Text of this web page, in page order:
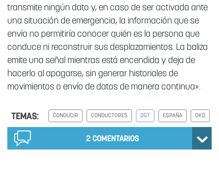
transmite ningún dato y, en caso de ser activada ante
una situación de emergencia, la información que se
envía no permitiría conocer quién es la persona que
conduce ni reconstruir sus desplazamientos. La baliza
emite una señal mientras está encendida y deja de
hacerlo al apagarse, sin generar historiales de
movimientos o envío de datos de manera continua».
TEMAS: CONDUCIR CONDUCTORES DGT ESPAÑA OKD
2 COMENTARIOS